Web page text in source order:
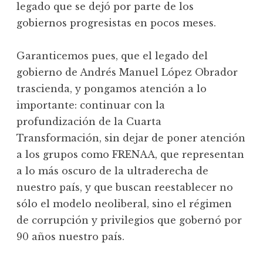
legado que se dejó por parte de los
gobiernos progresistas en pocos meses.
Garanticemos pues, que el legado del
gobierno de Andrés Manuel López Obrador
trascienda, y pongamos atención a lo
importante: continuar con la
profundización de la Cuarta
Transformación, sin dejar de poner atención
a los grupos como FRENAA, que representan
a lo más oscuro de la ultraderecha de
nuestro país, y que buscan reestablecer no
sólo el modelo neoliberal, sino el régimen
de corrupción y privilegios que gobernó por
90 años nuestro país.